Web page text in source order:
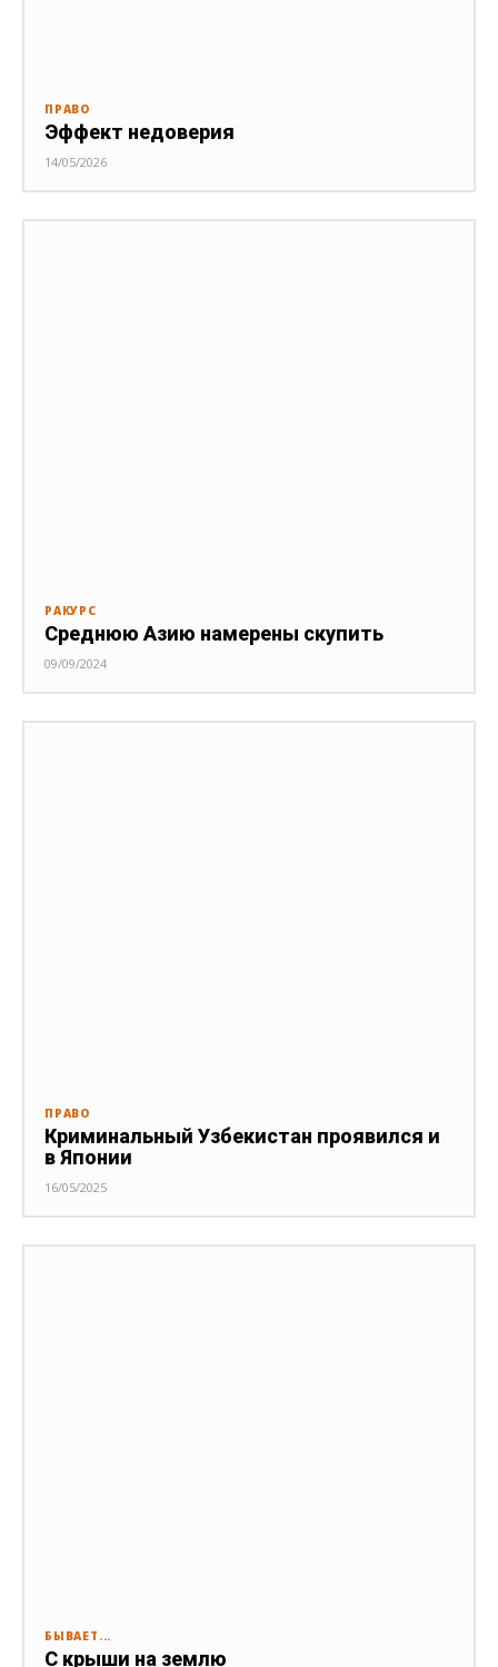
ПРАВО
Эффект недоверия
14/05/2026
РАКУРС
Среднюю Азию намерены скупить
09/09/2024
ПРАВО
Криминальный Узбекистан проявился и
в Японии
16/05/2025
БЫВАЕТ...
С крыши на землю